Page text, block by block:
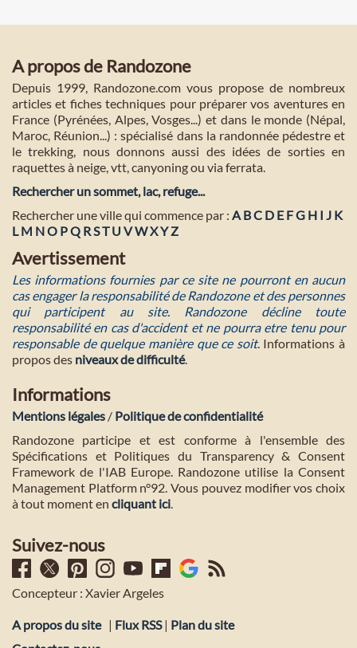
A propos de Randozone
Depuis 1999, Randozone.com vous propose de nombreux
articles et fiches techniques pour préparer vos aventures en
France (Pyrénées, Alpes, Vosges...) et dans le monde (Népal,
Maroc, Réunion...) : spécialisé dans la randonnée pédestre et
le trekking, nous donnons aussi des idées de sorties en
raquettes à neige, vtt, canyoning ou via ferrata.
Rechercher un sommet, lac, refuge...
Rechercher une ville qui commence par : A BC D E FG H I J K
L M NO PQ RST U VWXYZ
Avertissement
Les informations fournies par ce site ne pourront en aucun
cas engager la responsabilité de Randozone et des personnes
qui participent au site. Randozone décline toute
responsabilité en cas d'accident et ne pourra etre tenu pour
responsable de quelque manière que ce soit. Informations à
propos des niveaux de difficulté.
Informations
Mentions légales / Politique de confidentialité
Randozone participe et est conforme à l'ensemble des
Spécifications et Politiques du Transparency & Consent
Framework de l'IAB Europe. Randozone utilise la Consent
Management Platform n°92. Vous pouvez modifier vos choix
à tout moment en cliquant ici.
Suivez-nous
Concepteur : Xavier Argeles
A propos du site | Flux RSS| Plan du site